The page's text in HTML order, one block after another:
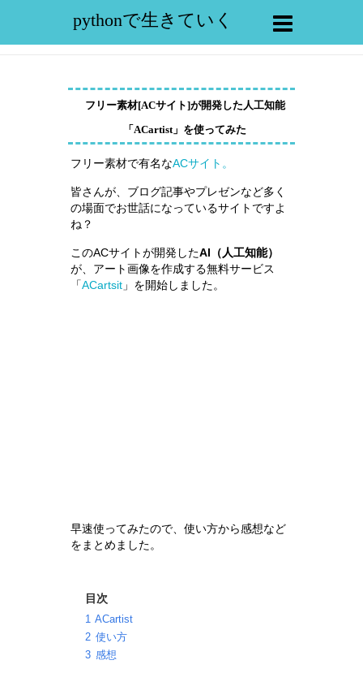
pythonで生きていく
フリー素材[ACサイト]が開発した人工知能
「ACartist」を使ってみた
フリー素材で有名なACサイト。
皆さんが、ブログ記事やプレゼンなど多く
の場面でお世話になっているサイトですよ
ね？
このACサイトが開発したAI（人工知能）
が、アート画像を作成する無料サービス
「ACartsit 」を開始しました。
早速使ってみたので、使い方から感想など
をまとめました。
目次
1 ACartist
2 使い方
3 感想